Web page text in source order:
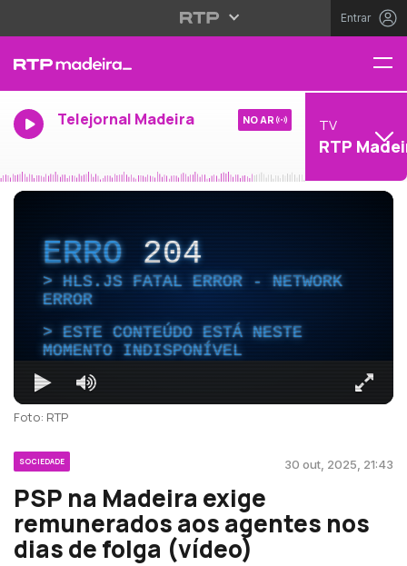
Entrar
Telejornal Madeira NO AR TV
RTP
ERRO204
HLS.JS FATAL ERROR - NETWORK
ERROR
ESTE CONTEÚDO ESTÁ NESTE
MOMENTO INDISPONÍVEL
Foto: RTP
SOCIEDADE 30 out, 2025, 21:43
PSP na Madeira exige
remunerados aos agentes nos
dias de folga (vídeo)